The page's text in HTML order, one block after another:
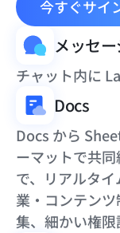
今すぐサイ
メッセ
チャット内に
Docs
Docs から
ーマットで共
で、リアルタ
業・コンテン
集、細かい権